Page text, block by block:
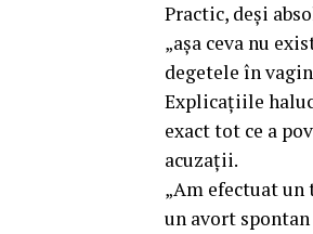
Practic, deși
„așa ceva nu
degetele în
Explicațiile
exact tot ce a
acuzații.
„Am efectuat un
un avort